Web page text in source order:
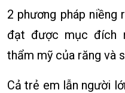
2 phương pháp
đạt được mục đích
thẩm mỹ của răng và
Cả trẻ em lẫn người